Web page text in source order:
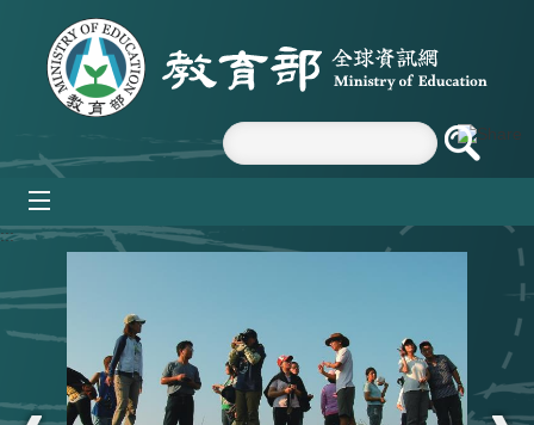
跳到主要內容區塊
:::